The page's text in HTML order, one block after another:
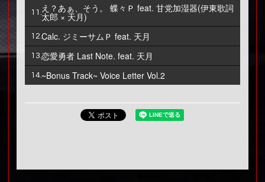
11. え？あぁ、そう。 蝶々Ｐ feat. 甘党加湿器(伊東歌詞
太郎 × 天月)
12.Calc. ジミーサムＰ feat. 天月
13.恋愛勇者 Last Note. feat. 天月
14.~Bonus Track~ Voice Letter Vol.2